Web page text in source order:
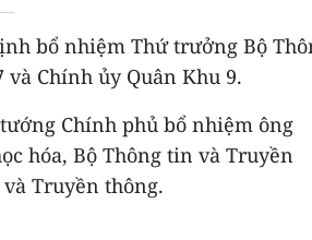
bổ nhiệm Thứ trưởng Bộ
Chính ủy Quân Khu 9.
Chính phủ bổ nhiệm ông
hóa, Bộ Thông tin và Truyền
Truyền thông.